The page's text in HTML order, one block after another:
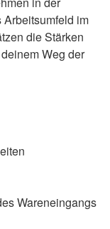
im
die Stärken
Weg der
Wareneingangs